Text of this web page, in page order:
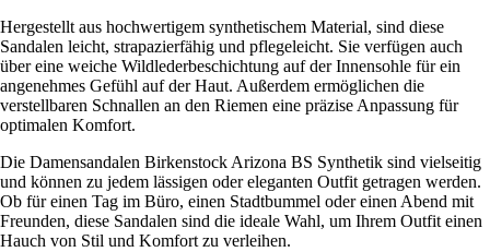
Hergestellt aus hochwertigem synthetischem Material, sind diese
Sandalen leicht, strapazierfähig und pflegeleicht. Sie verfügen auch
über eine weiche Wildlederbeschichtung auf der Innensohle für ein
angenehmes Gefühl auf der Haut. Außerdem ermöglichen die
verstellbaren Schnallen an den Riemen eine präzise Anpassung für
optimalen Komfort.
Die Damensandalen Birkenstock Arizona BS Synthetik sind vielseitig
und können zu jedem lässigen oder eleganten Outfit getragen werden.
Ob für einen Tag im Büro, einen Stadtbummel oder einen Abend mit
Freunden, diese Sandalen sind die ideale Wahl, um Ihrem Outfit einen
Hauch von Stil und Komfort zu verleihen.